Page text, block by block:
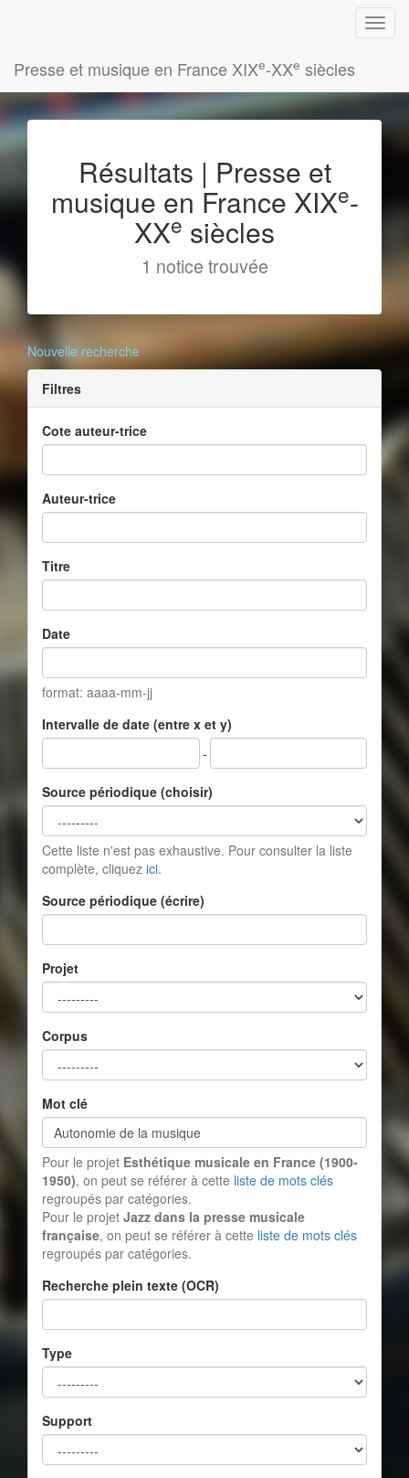
Presse et musique en France XIXe-XXe siècles
Résultats | Presse et
musique en France XIXe-
XXe siècles
1 notice trouvée
Nouvelle recherche
Filtres
Cote auteur-trice
Auteur-trice
Titre
Date
format: aaaa-mm-jj
Intervalle de date (entre x et y)
-
Source périodique (choisir)
Cette liste n'est pas exhaustive. Pour consulter la liste
complète, cliquez ici.
Source périodique (écrire)
Projet
Corpus
Mot clé
Pour le projet Esthétique musicale en France (1900-
1950), on peut se référer à cette liste de mots clés
regroupés par catégories.
Pour le projet Jazz dans la presse musicale
française, on peut se référer à cette liste de mots clés
regroupés par catégories.
Recherche plein texte (OCR)
Type
Support